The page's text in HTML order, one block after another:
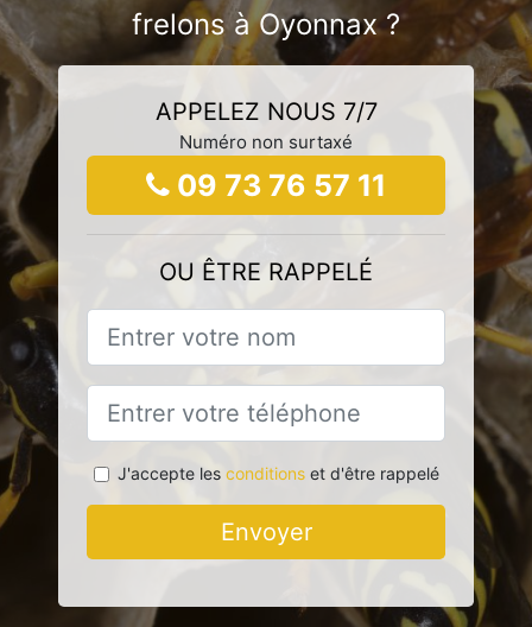
frelons à Oyonnax ?
APPELEZ NOUS 7/7
Numéro non surtaxé
09 73 76 57 11
OU ÊTRE RAPPELÉ
J'accepte les conditionset d'être rappelé
Envoyer